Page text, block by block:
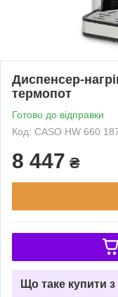
Диспенсер-
термопот
Готово до відправки
Код: CASO HW 660
8 447 ₴
Що таке купити